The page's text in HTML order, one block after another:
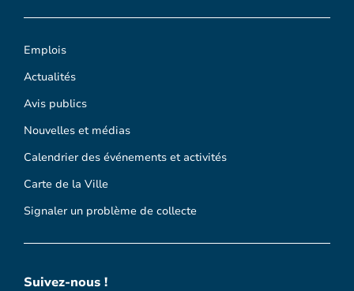
Emplois
Actualités
Avis publics
Nouvelles et médias
Calendrier des événements et activités
Carte de la Ville
Signaler un problème de collecte
Suivez-nous !